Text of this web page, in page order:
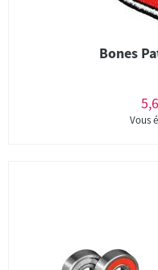
Bones
Vous